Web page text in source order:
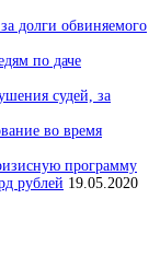
долги обвиняемого
по даче
судей, за
во время
программу
рублей 19.05.2020